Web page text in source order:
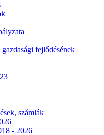
fejlődésének
számlák
- 2026